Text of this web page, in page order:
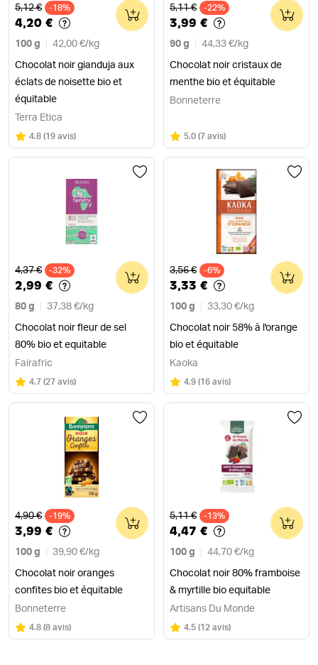
Ancien prix
5,12 € -18%
4,20 €
100 g 42,00 €/ kg
Chocolat noir gianduja aux
éclats de noisette bio et
équitable
0
Terra Etica
Note
4.8 sur 5
(19 avis)
Ancien prix
5,11 € -22%
3,99 €
90 g 44,33 €/ kg
Chocolat noir cristaux de
menthe bio et équitable
0
Bonneterre
Note
5.0 sur 5
(7 avis)
Ancien prix
4,37 € -32%
2,99 €
80 g 37,38 €/ kg
Chocolat noir fleur de sel
80% bio et equitable
0
Fairafric
Note
4.7 sur 5
(27 avis)
Ancien prix
3,56 € -6%
3,33 €
100 g 33,30 €/ kg
Chocolat noir 58% à l'orange
bio et équitable
0
Kaoka
Note
4.9 sur 5
(16 avis)
Ancien prix
4,90 € -19%
3,99 €
100 g 39,90 €/ kg
Chocolat noir oranges
confites bio et équitable
0
Bonneterre
Note
4.8 sur 5
(8 avis)
Ancien prix
5,11 € -13%
4,47 €
100 g 44,70 €/ kg
Chocolat noir 80% framboise
& myrtille bio equitable
0
Artisans Du Monde
Note
4.5 sur 5
(12 avis)